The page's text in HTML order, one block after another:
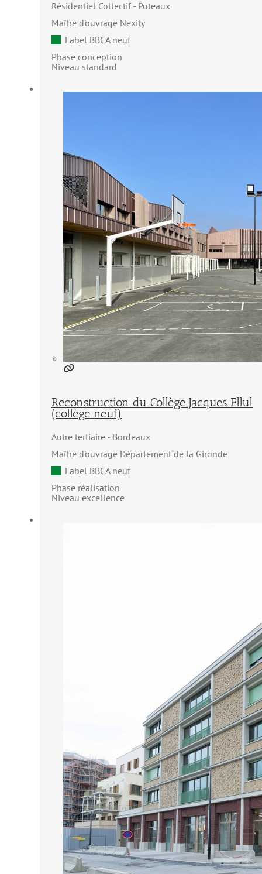
Résidentiel Collectif
Puteaux
Maître d'ouvrage Nexity
Label BBCA neuf
Phase conception
Niveau standard
Reconstruction du Collège Jacques Ellul
(collège neuf)
Autre tertiaire
Bordeaux
Maître d'ouvrage Département de la Gironde
Label BBCA neuf
Phase réalisation
Niveau excellence